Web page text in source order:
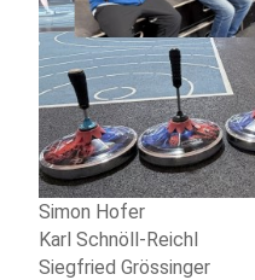
Simon Hofer
Karl Schnöll-Reichl
Siegfried Grössinger